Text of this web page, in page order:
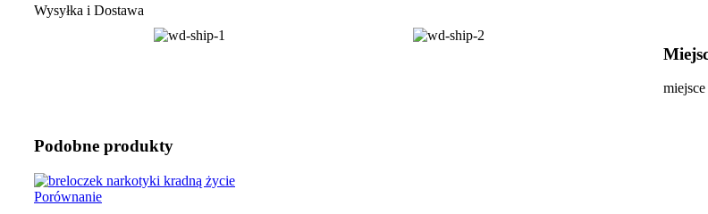
Wysyłka i Dostawa
Podobne produkty
Porównanie